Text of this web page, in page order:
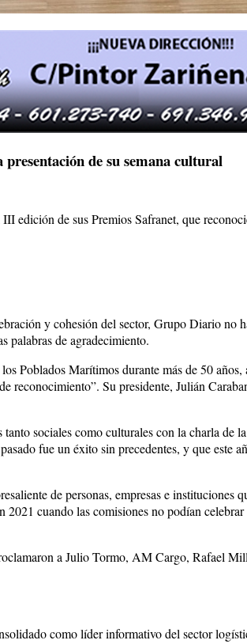
de su semana cultural
edición de sus Premios Safranet, que
y cohesión del sector, Grupo Diario no
palabras de agradecimiento.
Marítimos durante más de 50
Su presidente, Julián
sociales como culturales con la charla de
fue un éxito sin precedentes, y que este
de personas, empresas e
cuando las comisiones no podían
a Julio Tormo, AM Cargo, Rafael
como líder informativo del sector